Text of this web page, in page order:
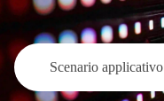
Scenario applicativo